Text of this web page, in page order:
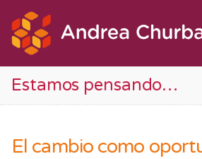
contenido
Estamos pensando…
El cambio como